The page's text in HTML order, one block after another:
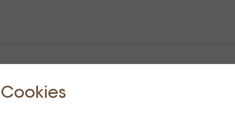
Verwandte Produkte
Cookies